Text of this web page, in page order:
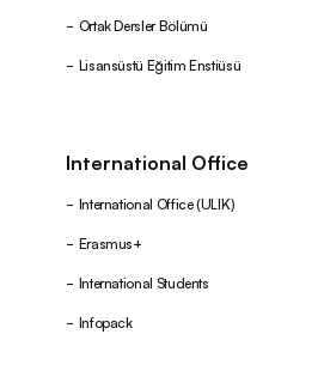
Ortak Dersler Bölümü
Lisansüstü Eğitim Enstiüsü
International Office
International Office (ULIK)
Erasmus+
International Students
Infopack